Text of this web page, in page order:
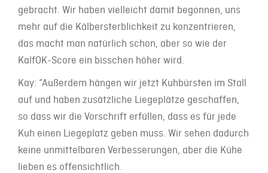
gebracht. Wir haben vielleicht damit begonnen, uns
mehr auf die Kälbersterblichkeit zu konzentrieren,
das macht man natürlich schon, aber so wie der
KalfOK-Score ein bisschen höher wird.
Kay: “Außerdem hängen wir jetzt Kuhbürsten im Stall
auf und haben zusätzliche Liegeplätze geschaffen,
so dass wir die Vorschrift erfüllen, dass es für jede
Kuh einen Liegeplatz geben muss. Wir sehen dadurch
keine unmittelbaren Verbesserungen, aber die Kühe
lieben es offensichtlich.